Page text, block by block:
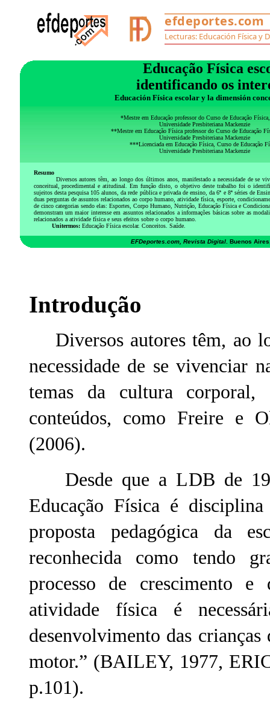
Educação Física
identificando os
Educación Física escolar y la dimensión
*Mestre em Educação professor do Curso de Educação
Universidade Presbiteriana Mackenzie
**Mestre em Educação Física professor do Curso de Educação
Universidade Presbiteriana Mackenzie
***Licenciada em Educação Física, Curso de Educação
Universidade Presbiteriana Mackenzie
Resumo
Diversos autores têm, ao longo dos últimos anos, manifestado a necessidade de se
conceitual, procedimental e atitudinal. Em função disto, o objetivo deste trabalho foi o
sujeitos desta pesquisa 105 alunos, da rede pública e privada de ensino, da 6ª e 8ª séries de
duas perguntas de assuntos relacionados ao corpo humano, atividade física, esporte,
de cinco categorias sendo elas: Esportes, Corpo Humano, Nutrição, Educação Física e
demonstram um maior interesse em assuntos relacionados a informações básicas sobre as
relacionados a atividade física e seus efeitos sobre o corpo humano.
Unitermos: Educação Física escolar. Conceitos. Saúde.
EFDeportes.com, Revista Digital. Buenos
Introdução
Diversos autores têm, ao
necessidade de se vivenciar
temas da cultura corporal,
conteúdos, como Freire e
(2006).
Desde que a LDB de
Educação Física é
proposta pedagógica da
reconhecida como tendo
processo de crescimento e
atividade física é
desenvolvimento das
motor.” (BAILEY, 1977,
p.101).